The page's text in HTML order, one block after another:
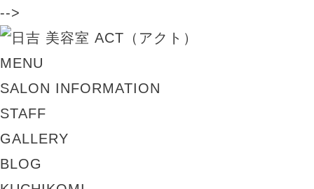
-->
MENU
SALON INFORMATION
STAFF
GALLERY
BLOG